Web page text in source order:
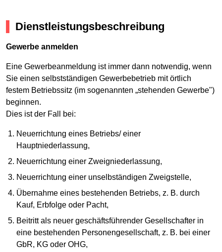
Dienstleistungsbeschreibung
Gewerbe anmelden
Eine Gewerbeanmeldung ist immer dann notwendig, wenn
Sie einen selbstständigen Gewerbebetrieb mit örtlich
festem Betriebssitz (im sogenannten „stehenden Gewerbe")
beginnen.
Dies ist der Fall bei:
Neuerrichtung eines Betriebs/ einer
Hauptniederlassung,
Neuerrichtung einer Zweigniederlassung,
Neuerrichtung einer unselbständigen Zweigstelle,
Übernahme eines bestehenden Betriebs, z. B. durch
Kauf, Erbfolge oder Pacht,
Beitritt als neuer geschäftsführender Gesellschafter in
eine bestehenden Personengesellschaft, z. B. bei einer
GbR, KG oder OHG,